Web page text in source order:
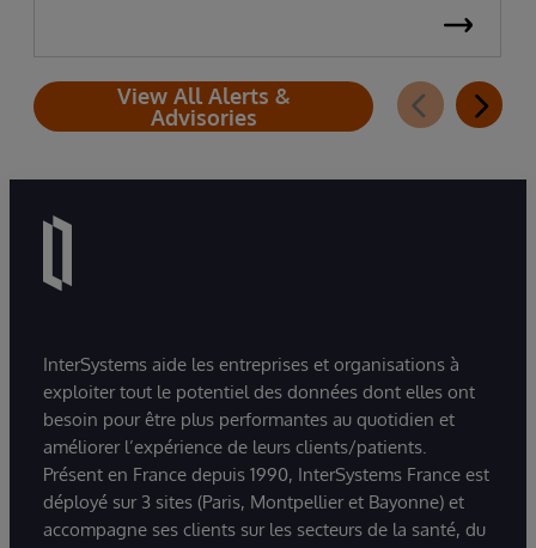
View All Alerts &
Advisories
InterSystems aide les entreprises et organisations à
exploiter tout le potentiel des données dont elles ont
besoin pour être plus performantes au quotidien et
améliorer l’expérience de leurs clients/patients.
Présent en France depuis 1990, InterSystems France est
déployé sur 3 sites (Paris, Montpellier et Bayonne) et
accompagne ses clients sur les secteurs de la santé, du